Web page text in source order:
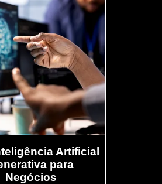
Artificial
para
Negócios